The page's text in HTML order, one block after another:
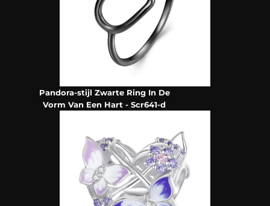
Pandora-stijl Zwarte Ring In De
Vorm Van Een Hart - Scr641-d